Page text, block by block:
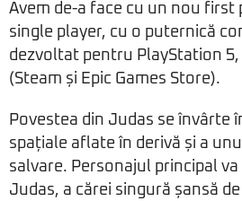
Avem de-a face cu un nou
single player, cu o puternică
dezvoltat pentru PlayStation 5,
(Steam și Epic Games Store).
Povestea din Judas se învârte
spațiale aflate în derivă și a
salvare. Personajul principal
Judas, a cărei singură șansă